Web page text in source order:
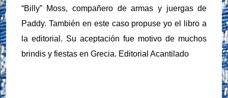
“Billy” Moss, compañero de armas y juergas de
Paddy. También en este caso propuse yo el libro a
la editorial. Su aceptación fue motivo de muchos
brindis y fiestas en Grecia. Editorial Acantilado